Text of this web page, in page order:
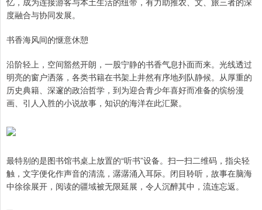
度融合与协同发展。
书香海风间的惬意休憩
沿阶轻上，空间豁然开朗，一股宁静的书香气息扑面而来。光线透过
明亮的窗户洒落，各类书籍在书架上井然有序地列队静候。从厚重的
历史典籍、深邃的政治哲学，到为迎合青少年喜好而准备的缤纷漫
画、引人入胜的小说故事，知识的海洋在此汇聚。
最特别的是图书馆书桌上放置的“听书”设备。扫一扫二维码，指尖轻
触，文字便化作声音的清流，潺潺涌入耳际。闭目聆听，故事在脑海
中徐徐展开，阅读的疆域被无限延展，令人沉醉其中，流连忘返。